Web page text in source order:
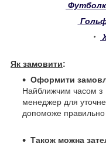
・
Як замовити:
Оформити
Найближчим часом
менеджер для
допоможе правильно
Також можна